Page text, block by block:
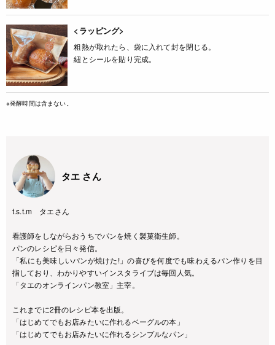
<ラッピング>
粗熱が取れたら、袋に入れて封を閉じる。
紐とシールを貼り完成。
※発酵時間は含まない。
タエ さん
t.s.t.m タエさん
看護師をしながらおうちでパンを焼く製菓衛生師。
パンのレシピを日々発信。
「私にも美味しいパンが焼けた!」の喜びを何度でも味わえるパン作りを目
指しており、わかりやすいインスタライブは毎回人気。
「タエのオンラインパン教室」主宰。
これまでに2冊のレシピ本を出版。
「はじめてでもお店みたいに作れるベーグルの本」
「はじめてでもお店みたいに作れるシンプルなパン」